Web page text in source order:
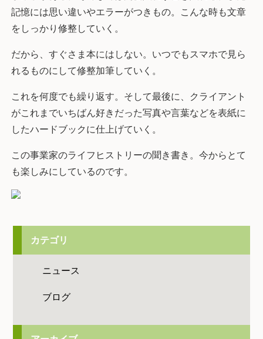
記憶には思い違いやエラーがつきもの。こんな時も文章
をしっかり修整していく。
だから、すぐさま本にはしない。いつでもスマホで見ら
れるものにして修整加筆していく。
これを何度でも繰り返す。そして最後に、クライアント
がこれまでいちばん好きだった写真や言葉などを表紙に
したハードブックに仕上げていく。
この事業家のライフヒストリーの聞き書き。今からとて
も楽しみにしているのです。
カテゴリ
ニュース
ブログ